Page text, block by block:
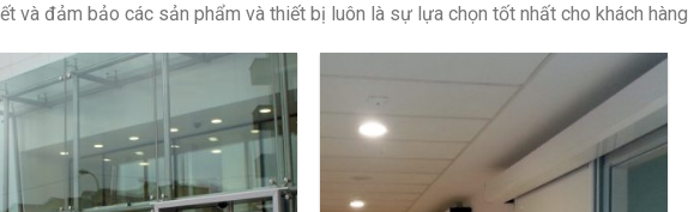
và đảm bảo các sản phẩm và thiết bị luôn là sự lựa chọn tốt nhất cho khách hàng.